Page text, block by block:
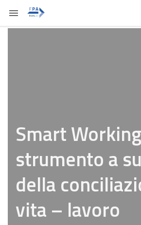
Smart
strumento a
della
vita – lavoro